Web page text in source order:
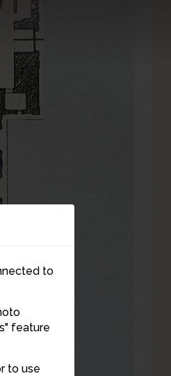
to
feature
to use